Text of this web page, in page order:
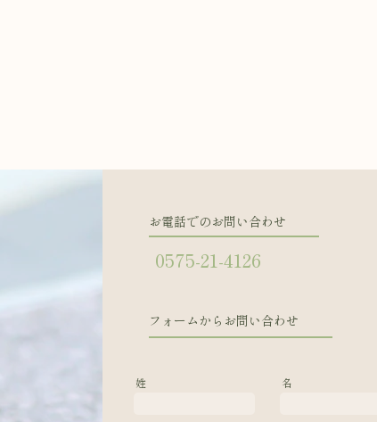
お電話でのお問い合わせ
0575-21-4126
フォームからお問い合わせ
姓 名